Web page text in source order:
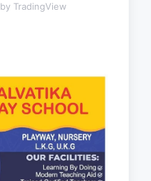
by TradingView